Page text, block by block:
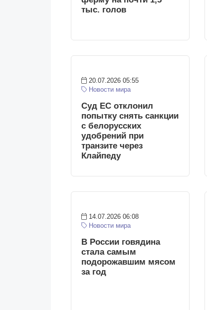
тыс. голов
20.07.2026 05:55
Новости мира
Суд ЕС отклонил
попытку снять санкции
с белорусских
удобрений при
транзите через
Клайпеду
14.07.2026 06:08
Новости мира
В России говядина
стала самым
подорожавшим мясом
за год